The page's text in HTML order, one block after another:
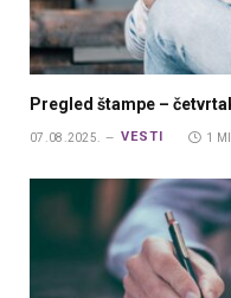
Pregled štampe –
07.08.2025. VESTI 1